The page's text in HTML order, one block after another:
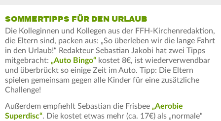
SOMMERTIPPS FÜR DEN URLAUB
Die Kolleginnen und Kollegen aus der FFH-Kirchenredaktion,
die Eltern sind, packen aus: „So überleben wir die lange Fahrt
in den Urlaub!“ Redakteur Sebastian Jakobi hat zwei Tipps
mitgebracht: „Auto Bingo“ kostet 8€, ist wiederverwendbar
und überbrückt so einige Zeit im Auto. Tipp: Die Eltern
spielen gemeinsam gegen alle Kinder für eine zusätzliche
Challenge!
Außerdem empfiehlt Sebastian die Frisbee „Aerobie
Superdisc“. Die kostet etwas mehr (ca. 17€) als „normale“